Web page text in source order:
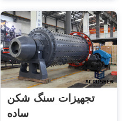
تجهیزات سنگ شکن
ساده